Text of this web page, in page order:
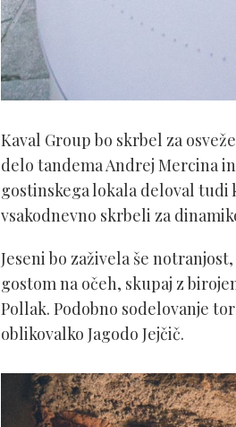
Kaval Group bo skrbel za
delo tandema Andrej Mercina
gostinskega lokala deloval
vsakodnevno skrbeli za
Jeseni bo zaživela še
gostom na očeh, skupaj z
Pollak. Podobno sodelovanje
oblikovalko Jagodo Jejčič.